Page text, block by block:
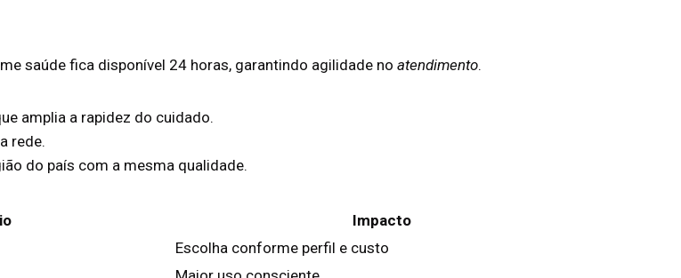
saúde fica disponível 24 horas, garantindo agilidade no atendimento.
amplia a rapidez do cuidado.
rede.
do país com a mesma qualidade.
Impacto
Escolha conforme perfil e custo